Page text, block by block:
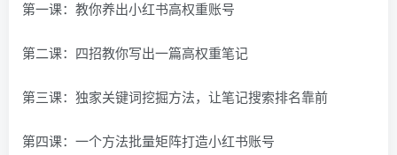
第一课：教你养出小红书高权重账号
第二课：四招教你写出一篇高权重笔记
第三课：独家关键词挖掘方法，让笔记搜索排名靠前
第四课：一个方法批量矩阵打造小红书账号